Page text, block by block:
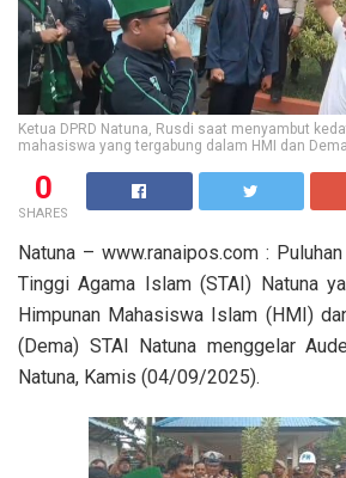
Ketua DPRD Natuna, Rusdi saat menyambut
mahasiswa yang tergabung dalam HMI dan
0
SHARES
Natuna – www.ranaipos.com :
Tinggi Agama Islam (STAI) Natuna
Himpunan Mahasiswa Islam (HMI)
(Dema) STAI Natuna menggelar
Natuna, Kamis (04/09/2025).